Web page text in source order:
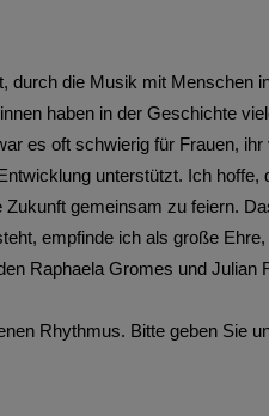
durch die Musik mit Menschen
haben in der Geschichte
es oft schwierig für Frauen,
unterstützt. Ich
gemeinsam zu feiern.
empfinde ich als große
Raphaela Gromes und Julian
Rhythmus. Bitte geben Sie